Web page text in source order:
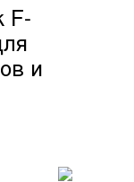
F-
и